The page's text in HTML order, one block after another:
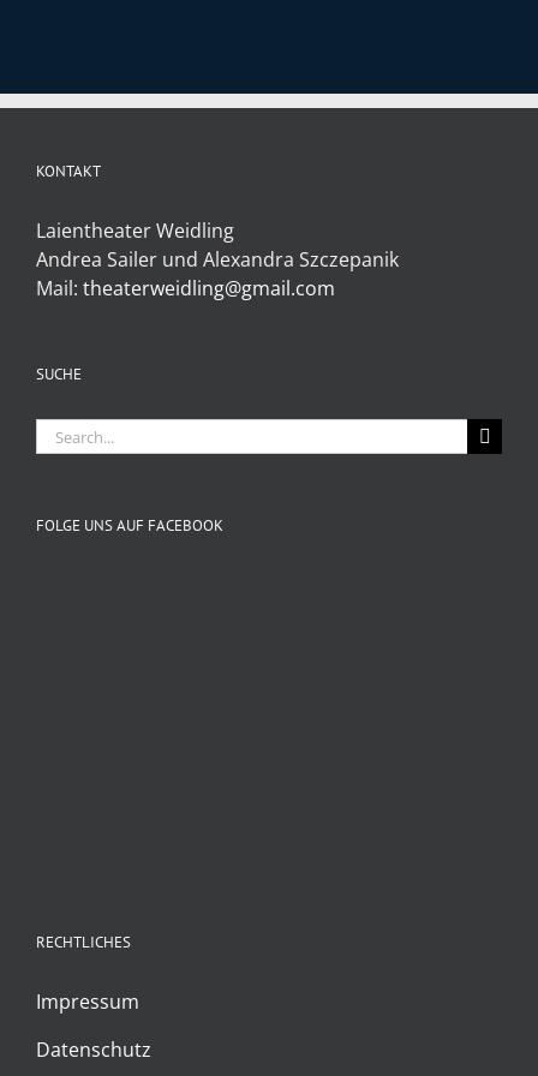
KONTAKT
Laientheater Weidling
Andrea Sailer und Alexandra Szczepanik
Mail: theaterweidling@gmail.com
SUCHE
Search
for:
FOLGE UNS AUF FACEBOOK
RECHTLICHES
Impressum
Datenschutz